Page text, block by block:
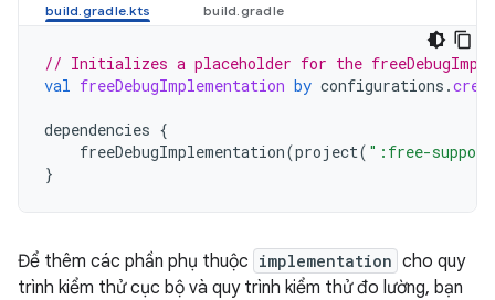
// Initializes a placeholder for the
val freeDebugImplementation by configurations .
dependencies {
freeDebugImplementation(project( ":free-
}
Để thêm các phần phụ thuộc implementation cho quy
trình kiểm thử cục bộ và quy trình kiểm thử đo lường, bạn